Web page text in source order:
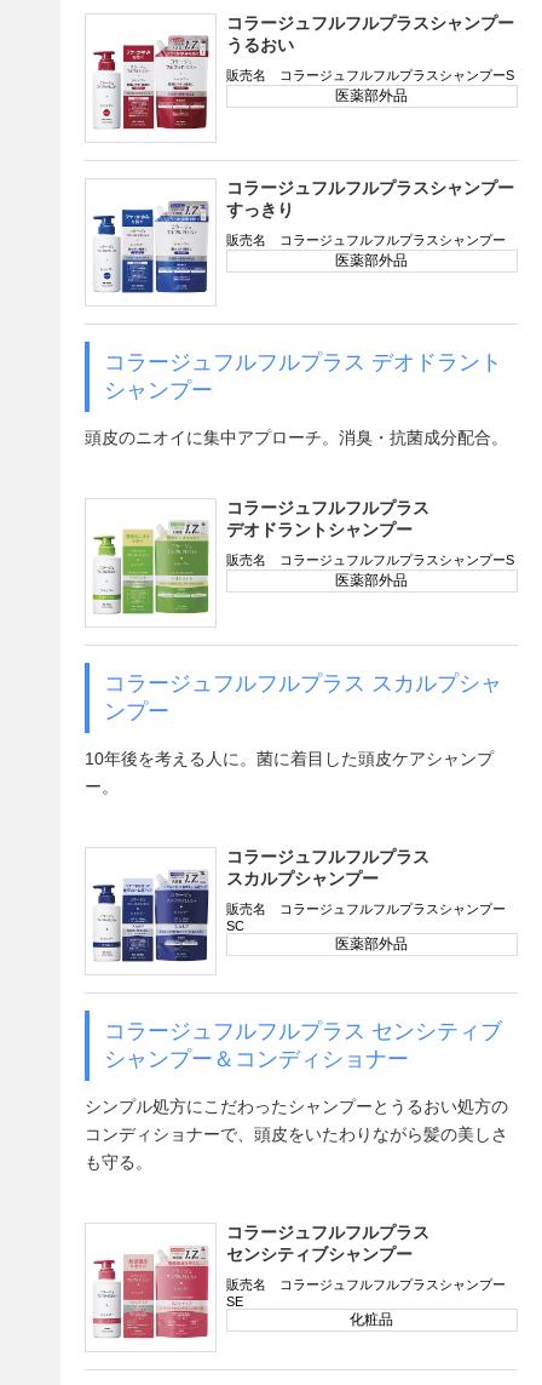
コラージュフルフルプラスシャンプー
うるおい
販売名 コラージュフルフルプラスシャンプーS
医薬部外品
コラージュフルフルプラスシャンプー
すっきり
販売名 コラージュフルフルプラスシャンプー
医薬部外品
コラージュフルフルプラス デオドラント
シャンプー
頭皮のニオイに集中アプローチ。消臭・抗菌成分配合。
コラージュフルフルプラス
デオドラントシャンプー
販売名 コラージュフルフルプラスシャンプーS
医薬部外品
コラージュフルフルプラス スカルプシャ
ンプー
10年後を考える人に。菌に着目した頭皮ケアシャンプ
ー。
コラージュフルフルプラス
スカルプシャンプー
販売名 コラージュフルフルプラスシャンプー
SC
医薬部外品
コラージュフルフルプラス センシティブ
シャンプー＆コンディショナー
シンプル処方にこだわったシャンプーとうるおい処方の
コンディショナーで、頭皮をいたわりながら髪の美しさ
も守る。
コラージュフルフルプラス
センシティブシャンプー
販売名 コラージュフルフルプラスシャンプー
SE
化粧品